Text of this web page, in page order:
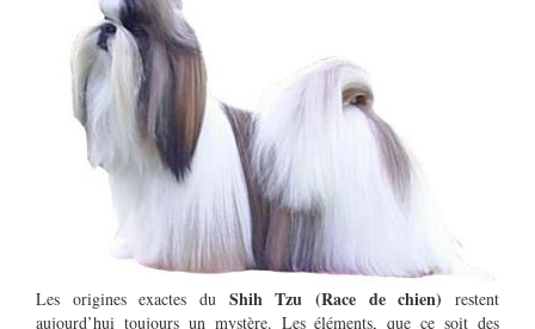
Les origines exactes du Shih Tzu (Race de chien) restent
aujourd’hui toujours un mystère. Les éléments, que ce soit des